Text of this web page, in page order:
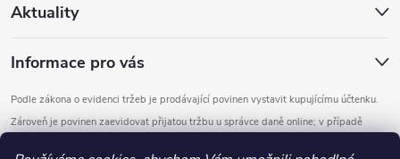
Aktuality
Informace pro vás
Podle zákona o evidenci tržeb je prodávající povinen vystavit kupujícímu účtenku.
Zároveň je povinen zaevidovat přijatou tržbu u správce daně online; v případě